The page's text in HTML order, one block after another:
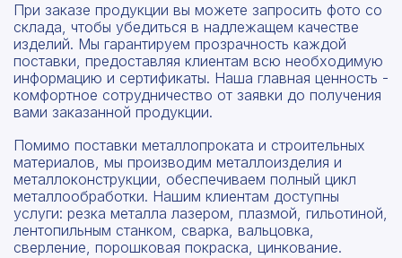
При заказе продукции вы можете запросить фото со
склада, чтобы убедиться в надлежащем качестве
изделий. Мы гарантируем прозрачность каждой
поставки, предоставляя клиентам всю необходимую
информацию и сертификаты. Наша главная ценность -
комфортное сотрудничество от заявки до получения
вами заказанной продукции.
Помимо поставки металлопроката и строительных
материалов, мы производим металлоизделия и
металлоконструкции, обеспечиваем полный цикл
металлообработки. Нашим клиентам доступны
услуги: резка металла лазером, плазмой, гильотиной,
лентопильным станком, сварка, вальцовка,
сверление, порошковая покраска, цинкование.